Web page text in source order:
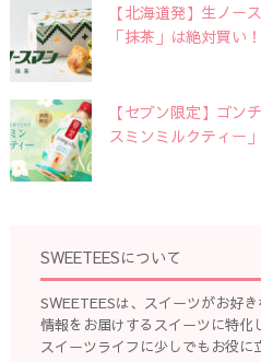
【北海道発】生ノー
「抹茶」は絶対買い
【セブン限定】ゴン
スミンミルクティー
SWEETEESについて
SWEETEESは、スイーツがお好
情報をお届けするスイーツに特化
スイーツライフに少しでもお役に